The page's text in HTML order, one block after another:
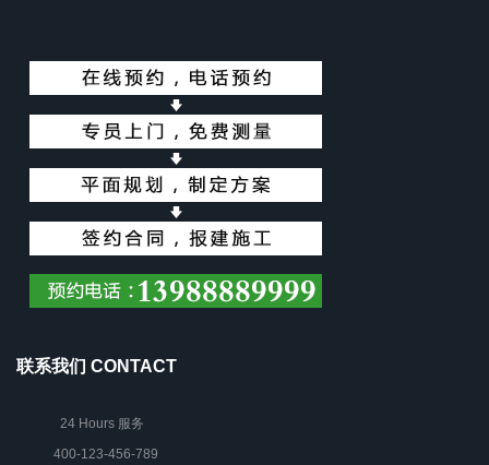
联系我们 CONTACT
24 Hours 服务
400-123-456-789